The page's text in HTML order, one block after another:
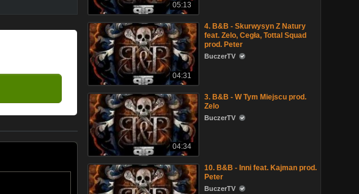
05:13
04:31
4. B&B - Skurwysyn Z Natury
feat. Zelo, Cegła, Tottal Squad
prod. Peter
BuczerTV
04:34
3. B&B - W Tym Miejscu prod.
Zelo
BuczerTV
10. B&B - Inni feat. Kajman prod.
Peter
BuczerTV